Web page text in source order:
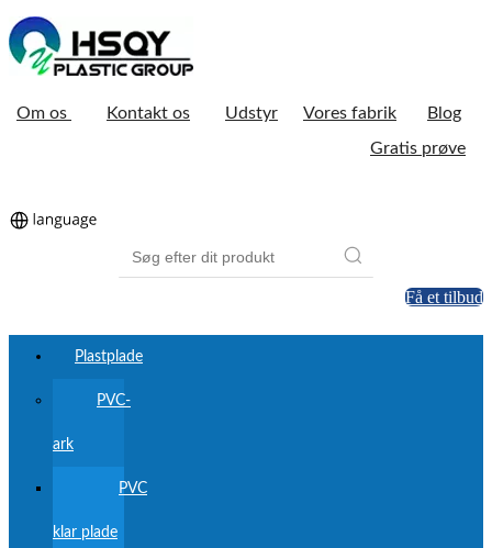
Om os Kontakt os Udstyr Vores fabrik
Blog
Gratis prøve
Få et tilbud
Plastplade
PVC-
ark
PVC
klar plade